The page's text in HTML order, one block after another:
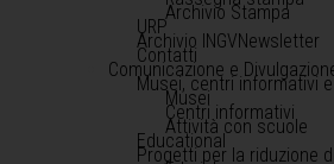
Archivio Stampa
URP
Archivio INGVNewsletter
Contatti
Comunicazione e
Musei, centri informativi
Musei
Centri informativi
Attività con scuole
Educational
Progetti per la riduzione